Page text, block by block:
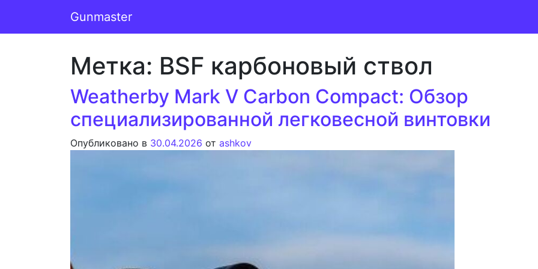
Основная навигация
Gunmaster
Метка: BSF карбоновый ствол
Weatherby Mark V Carbon Compact: Обзор
специализированной легковесной винтовки
Опубликовано в 30.04.2026 от ashkov